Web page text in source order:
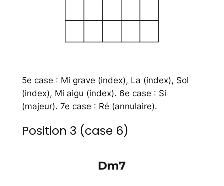
5e case : Mi grave (index), La (index), Sol
(index), Mi aigu (index). 6e case : Si
(majeur). 7e case : Ré (annulaire).
Position 3 (case 6)